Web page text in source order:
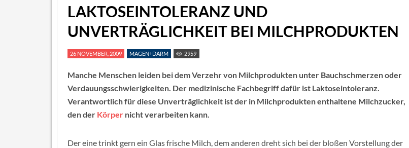
LAKTOSEINTOLERANZ UND
UNVERTRÄGLICHKEIT BEI MILCHPRODUKTEN
26 NOVEMBER, 2009 MAGEN+DARM 2959
Manche Menschen leiden bei dem Verzehr von Milchprodukten unter Bauchschmerzen oder
Verdauungsschwierigkeiten. Der medizinische Fachbegriff dafür ist Laktoseintoleranz.
Verantwortlich für diese Unverträglichkeit ist der in Milchprodukten enthaltene Milchzucker,
den der Körper nicht verarbeiten kann.
Der eine trinkt gern ein Glas frische Milch, dem anderen dreht sich bei der bloßen Vorstellung der